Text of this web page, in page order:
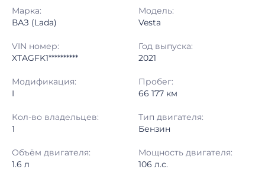
Конец торгов: 29.06.2026, 09:09 МСК
Тип аукциона: Открытые торги
Шаг торгов: 50 000 ₽
Кол-во ставок:
Марка:
ВАЗ (Lada)
Модель:
Vesta
VIN номер:
XTAGFK1**********
Год выпуска:
2021
Модификация:
I
Пробег:
66 177 км
Кол-во владельцев:
1
Тип двигателя:
Бензин
Объём двигателя:
1.6 л
Мощность двигателя:
106 л.с.